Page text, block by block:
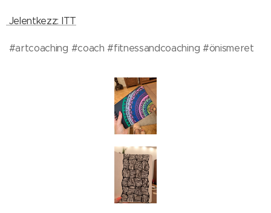
Jelentkezz: ITT
#artcoaching #coach #fitnessandcoaching #önismeret